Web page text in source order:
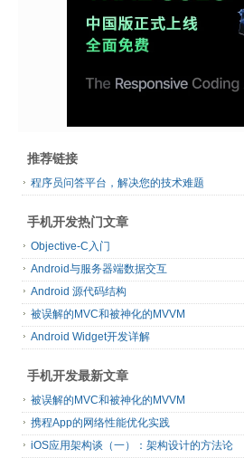
推荐链接
程序员问答平台，解决您的技术难题
手机开发热门文章
Objective-C入门
Android与服务器端数据交互
Android 源代码结构
被误解的MVC和被神化的MVVM
Android Widget开发详解
手机开发最新文章
被误解的MVC和被神化的MVVM
携程App的网络性能优化实践
iOS应用架构谈（一）：架构设计的方法论